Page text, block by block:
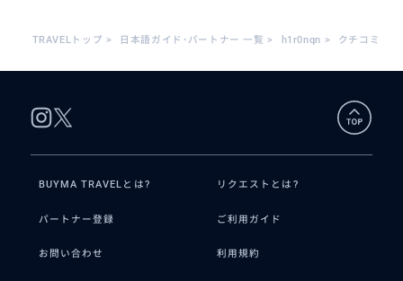
TRAVELトップ > 日本語ガイド･パートナー 一覧 > h1r0nqn > クチコミ
BUYMA TRAVELとは? リクエストとは?
パートナー登録 ご利用ガイド
お問い合わせ 利用規約